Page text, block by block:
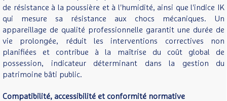
de résistance à la poussière et à l'humidité, ainsi que l'indice IK
qui mesure sa résistance aux chocs mécaniques. Un
appareillage de qualité professionnelle garantit une durée de
vie prolongée, réduit les interventions correctives non
planifiées et contribue à la maîtrise du coût global de
possession, indicateur déterminant dans la gestion du
patrimoine bâti public.
Compatibilité, accessibilité et conformité normative